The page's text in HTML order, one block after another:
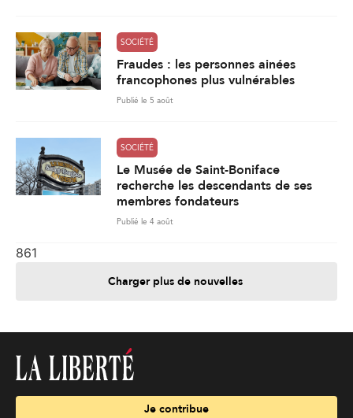
SOCIÉTÉ
Fraudes : les personnes ainées
francophones plus vulnérables
Publié le 5 août
SOCIÉTÉ
Le Musée de Saint-Boniface
recherche les descendants de ses
membres fondateurs
Publié le 4 août
861
Charger plus de nouvelles
Je contribue